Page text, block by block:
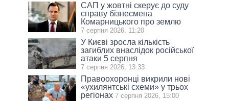
САП у жовтні скерує до суду
справу бізнесмена
Комарницького про землю
7 серпня 2026, 11:20
У Києві зросла кількість
загиблих внаслідок російської
атаки 5 серпня
7 серпня 2026, 13:33
Правоохоронці викрили нові
«ухилянтські схеми» у трьох
регіонах 7 серпня 2026, 15:00